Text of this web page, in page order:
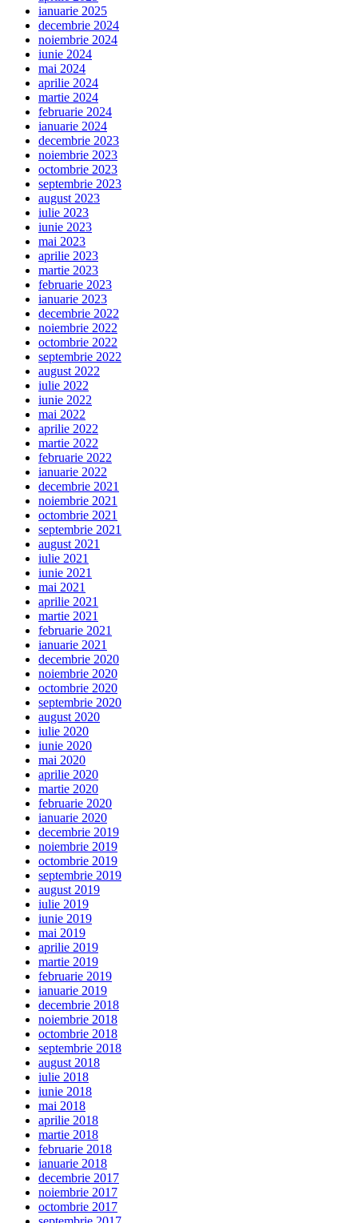
ianuarie 2025
decembrie 2024
noiembrie 2024
iunie 2024
mai 2024
aprilie 2024
martie 2024
februarie 2024
ianuarie 2024
decembrie 2023
noiembrie 2023
octombrie 2023
septembrie 2023
august 2023
iulie 2023
iunie 2023
mai 2023
aprilie 2023
martie 2023
februarie 2023
ianuarie 2023
decembrie 2022
noiembrie 2022
octombrie 2022
septembrie 2022
august 2022
iulie 2022
iunie 2022
mai 2022
aprilie 2022
martie 2022
februarie 2022
ianuarie 2022
decembrie 2021
noiembrie 2021
octombrie 2021
septembrie 2021
august 2021
iulie 2021
iunie 2021
mai 2021
aprilie 2021
martie 2021
februarie 2021
ianuarie 2021
decembrie 2020
noiembrie 2020
octombrie 2020
septembrie 2020
august 2020
iulie 2020
iunie 2020
mai 2020
aprilie 2020
martie 2020
februarie 2020
ianuarie 2020
decembrie 2019
noiembrie 2019
octombrie 2019
septembrie 2019
august 2019
iulie 2019
iunie 2019
mai 2019
aprilie 2019
martie 2019
februarie 2019
ianuarie 2019
decembrie 2018
noiembrie 2018
octombrie 2018
septembrie 2018
august 2018
iulie 2018
iunie 2018
mai 2018
aprilie 2018
martie 2018
februarie 2018
ianuarie 2018
decembrie 2017
noiembrie 2017
octombrie 2017